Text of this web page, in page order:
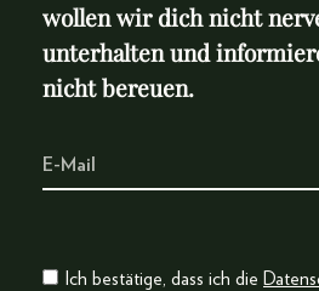
wollen wir dich nicht
unterhalten und
nicht bereuen.
Ich bestätige, dass ich die